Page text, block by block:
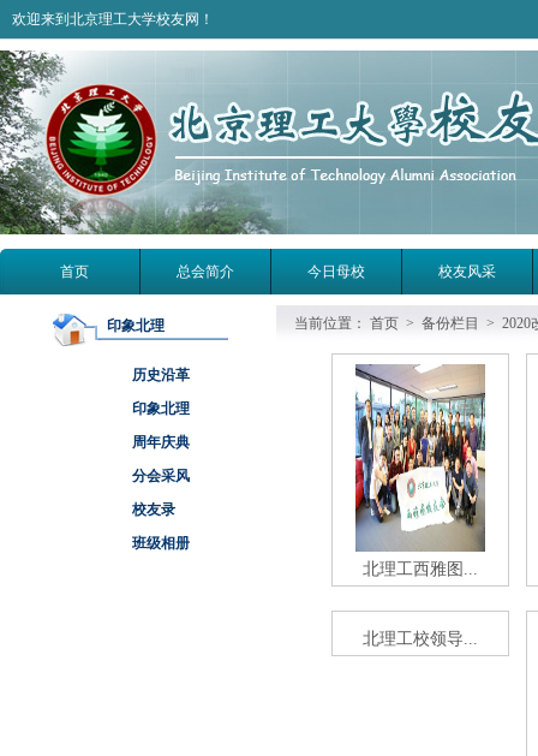
欢迎来到北京理工大学校友网！
首页 总会简介 今日母校 校友风采
印象北理
历史沿革
印象北理
周年庆典
分会采风
校友录
班级相册
当前位置： 首页 > 备份栏目 > 2020
北理工西雅图...
北理工校领导...